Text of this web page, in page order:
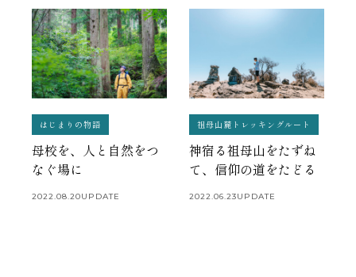
はじまりの物語
母校を、人と自然をつ
なぐ場に
2022.08.20UPDATE
祖母山麓トレッキングルート
神宿る祖母山をたずね
て、信仰の道をたどる
2022.06.23UPDATE